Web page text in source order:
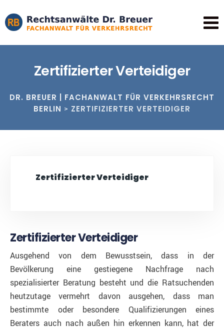
Zertifizierter Verteidiger
DR. BREUER | FACHANWALT FÜR VERKEHRSRECHT
BERLIN > ZERTIFIZIERTER VERTEIDIGER
Zertifizierter Verteidiger
Ausgehend von dem Bewusstsein, dass in der
Bevölkerung eine gestiegene Nachfrage nach
spezialisierter Beratung besteht und die Ratsuchenden
heutzutage vermehrt davon ausgehen, dass man
bestimmte oder besondere Qualifizierungen eines
Beraters auch nach außen hin erkennen kann, hat der
Zertifizierter Verteidiger